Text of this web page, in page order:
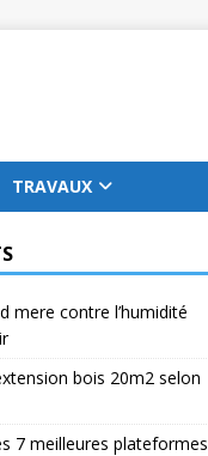
TRAVAUX
mere contre l’humidité
bois 20m2 selon
7 meilleures plateformes